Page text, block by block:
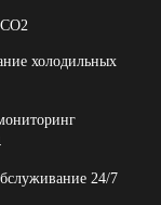
СО2
холодильных
24/7